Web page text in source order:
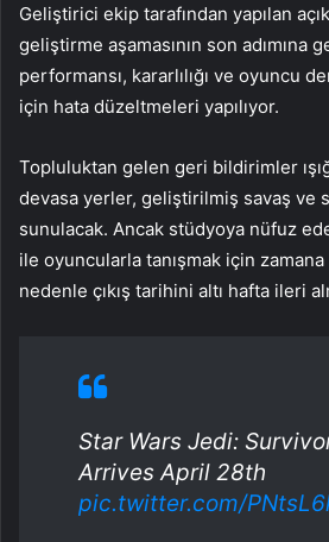
Geliştirici ekip tarafından yapılan
geliştirme aşamasının son adımına
performansı, kararlılığı ve oyuncu
için hata düzeltmeleri yapılıyor.
Topluluktan gelen geri bildirimler
devasa yerler, geliştirilmiş savaş ve
sunulacak. Ancak stüdyoya nüfuz
ile oyuncularla tanışmak için zamana
nedenle çıkış tarihini altı hafta ileri
Star Wars Jedi:
Arrives April 28th
pic.twitter.com/